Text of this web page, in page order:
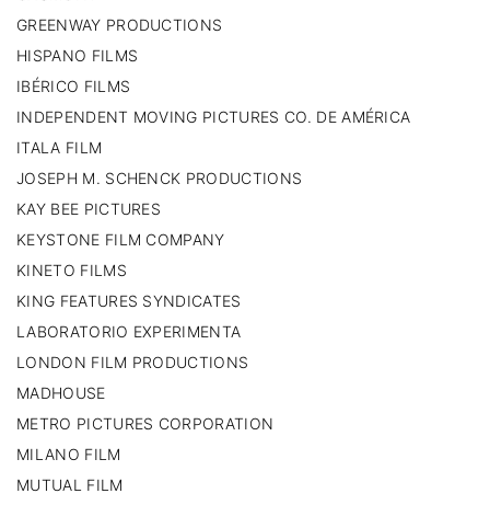
GREENWAY PRODUCTIONS
HISPANO FILMS
IBÉRICO FILMS
INDEPENDENT MOVING PICTURES CO. DE AMÉRICA
ITALA FILM
JOSEPH M. SCHENCK PRODUCTIONS
KAY BEE PICTURES
KEYSTONE FILM COMPANY
KINETO FILMS
KING FEATURES SYNDICATES
LABORATORIO EXPERIMENTA
LONDON FILM PRODUCTIONS
MADHOUSE
METRO PICTURES CORPORATION
MILANO FILM
MUTUAL FILM